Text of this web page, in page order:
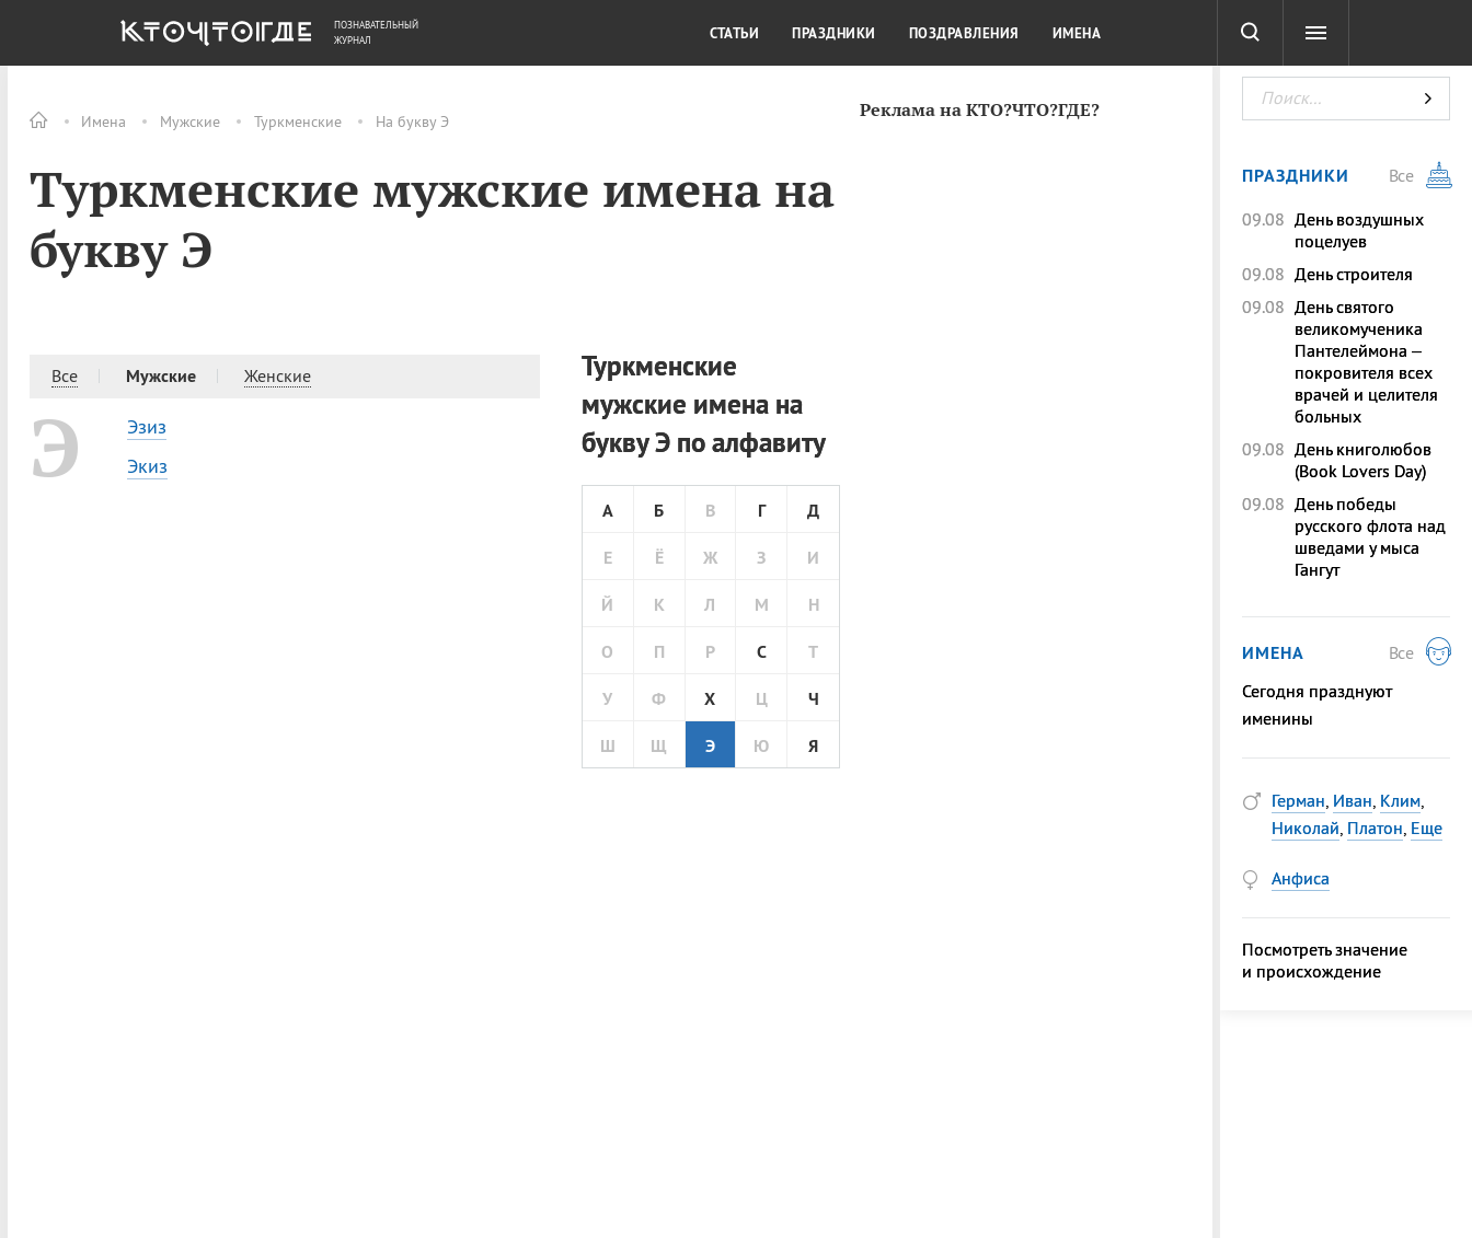
Имена Мужские Туркменские На букву Э
Туркменские мужские имена на
букву Э
Все Мужские Женские
Туркменские
мужские имена на
букву Э по алфавиту
А Б В Г Д
Е Ё Ж З И
Й К Л М Н
О П Р С Т
У Ф Х Ц Ч
Ш Щ Э Ю Я
Э
Эзиз
Экиз
Реклама на КТО?ЧТО?ГДЕ?
ОБЩЕСТВО ДЕНЬГИ КУЛЬТУРА КРАСОТА ТЕСТЫ
ПОЗНАВАТЕЛЬНЫЙ
ЖУРНАЛ
СТАТЬИ ПРАЗДНИКИ ПОЗДРАВЛЕНИЯ ИМЕНА
ПРАЗДНИКИ
Все
09.08 День воздушных
поцелуев
09.08 День строителя
09.08 День святого
великомученика
Пантелеймона –
покровителя всех
врачей и целителя
больных
09.08 День книголюбов
(Book Lovers Day)
09.08 День победы
русского флота над
шведами у мыса
Гангут
ИМЕНА
Все
Сегодня празднуют
именины
Герман, Иван, Клим,
Николай, Платон, Еще
Анфиса
Посмотреть значение
и происхождение